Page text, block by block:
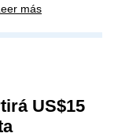
más
US$15